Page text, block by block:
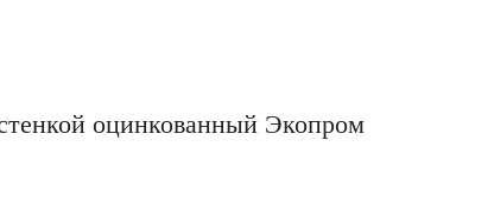
оцинкованный Экопром